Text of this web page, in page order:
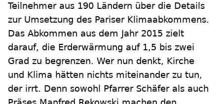
Teilnehmer aus 190 Ländern über die Details
zur Umsetzung des Pariser Klimaabkommens.
Das Abkommen aus dem Jahr 2015 zielt
darauf, die Erderwärmung auf 1,5 bis zwei
Grad zu begrenzen. Wer nun denkt, Kirche
und Klima hätten nichts miteinander zu tun,
der irrt. Denn sowohl Pfarrer Schäfer als auch